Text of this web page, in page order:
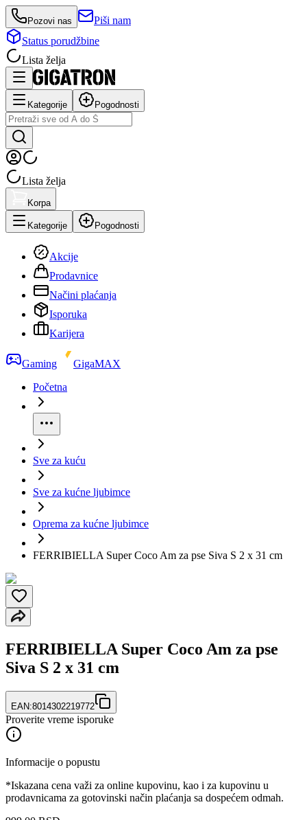
Pozovi nas
Piši nam
Status porudžbine
Lista želja
Kategorije Pogodnosti
Lista želja
Korpa
Kategorije Pogodnosti
Akcije
Prodavnice
Načini plaćanja
Isporuka
Karijera
Gaming
GigaMAX
Početna
Sve za kuću
Sve za kućne ljubimce
Oprema za kućne ljubimce
FERRIBIELLA Super Coco Am za pse Siva S 2 x 31 cm
FERRIBIELLA Super Coco Am za pse
Siva S 2 x 31 cm
EAN:8014302219772
Proverite vreme isporuke
Informacije o popustu
*Iskazana cena važi za online kupovinu, kao i za kupovinu u
prodavnicama za gotovinski način plaćanja sa dospećem odmah.